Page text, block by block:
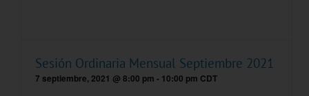
Sesión Ordinaria Mensual Septiembre 2021
7 septiembre, 2021 @ 8:00 pm - 10:00 pm CDT